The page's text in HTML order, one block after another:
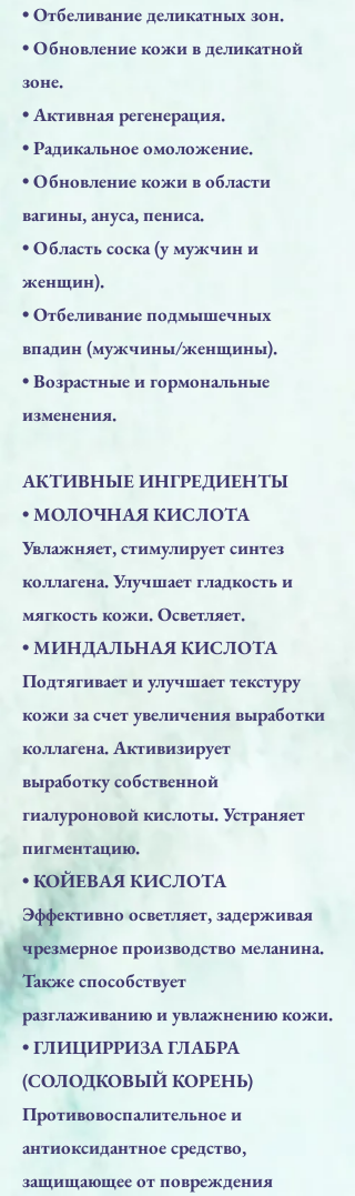
• Отбеливание деликатных зон.
• Обновление кожи в деликатной
зоне.
• Активная регенерация.
• Радикальное омоложение.
• Обновление кожи в области
вагины, ануса, пениса.
• Область соска (у мужчин и
женщин).
• Отбеливание подмышечных
впадин (мужчины/женщины).
• Возрастные и гормональные
изменения.
АКТИВНЫЕ ИНГРЕДИЕНТЫ
• МОЛОЧНАЯ КИСЛОТА
Увлажняет, стимулирует синтез
коллагена. Улучшает гладкость и
мягкость кожи. Осветляет.
• МИНДАЛЬНАЯ КИСЛОТА
Подтягивает и улучшает текстуру
кожи за счет увеличения выработки
коллагена. Активизирует
выработку собственной
гиалуроновой кислоты. Устраняет
пигментацию.
• КОЙЕВАЯ КИСЛОТА
Эффективно осветляет, задерживая
чрезмерное производство меланина.
Также способствует
разглаживанию и увлажнению кожи.
• ГЛИЦИРРИЗА ГЛАБРА
(СОЛОДКОВЫЙ КОРЕНЬ)
Противовоспалительное и
антиоксидантное средство,
защищающее от повреждения